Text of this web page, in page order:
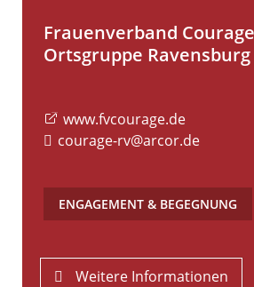
Frauenverband
Ortsgruppe
www.fvcourage.de
courage-rv@arcor.de
ENGAGEMENT & BEGEGNUNG
Weitere Informationen